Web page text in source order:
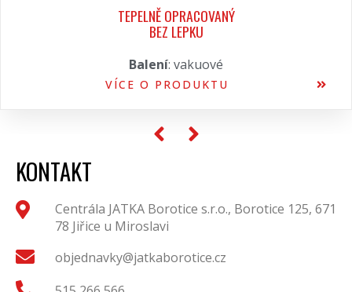
TEPELNĚ OPRACOVANÝ
BEZ LEPKU
Balení: vakuové
VÍCE O PRODUKTU
KONTAKT
Centrála JATKA Borotice s.r.o., Borotice 125, 671
78 Jiřice u Miroslavi
objednavky@jatkaborotice.cz